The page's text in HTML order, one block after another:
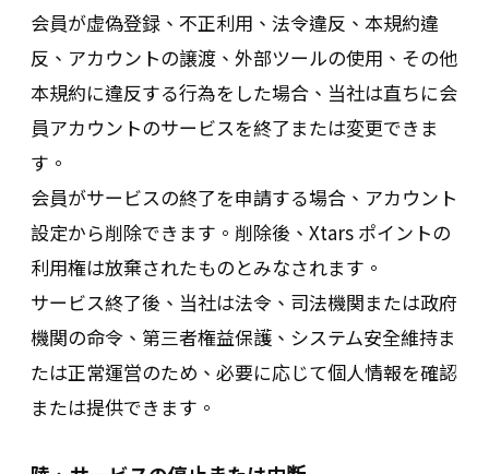
会員が虚偽登録、不正利用、法令違反、本規約違
反、アカウントの譲渡、外部ツールの使用、その他
本規約に違反する行為をした場合、当社は直ちに会
員アカウントのサービスを終了または変更できま
す。
会員がサービスの終了を申請する場合、アカウント
設定から削除できます。削除後、Xtars ポイントの
利用権は放棄されたものとみなされます。
サービス終了後、当社は法令、司法機関または政府
機関の命令、第三者権益保護、システム安全維持ま
たは正常運営のため、必要に応じて個人情報を確認
または提供できます。